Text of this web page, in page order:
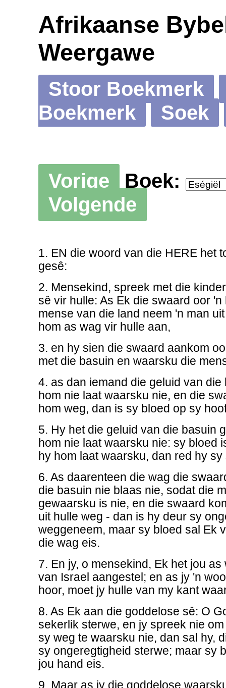
Afrikaanse
Weergawe
Stoor Boekmerk
Boekmerk
Soek
Vorige
Boek:
Volgende
1. EN die woord van die HERE het
gesê:
2. Mensekind, spreek met die
sê vir hulle: As Ek die swaard oor
mense van die land neem 'n man
hom as wag vir hulle aan,
3. en hy sien die swaard aankom
met die basuin en waarsku die
4. as dan iemand die geluid van die
hom nie laat waarsku nie, en die
hom weg, dan is sy bloed op sy
5. Hy het die geluid van die basuin
hom nie laat waarsku nie: sy bloed
hy hom laat waarsku, dan red hy sy
6. As daarenteen die wag die
die basuin nie blaas nie, sodat die
gewaarsku is nie, en die swaard
uit hulle weg - dan is hy deur sy
weggeneem, maar sy bloed sal Ek
die wag eis.
7. En jy, o mensekind, Ek het jou
van Israel aangestel; en as jy 'n
hoor, moet jy hulle van my kant
8. As Ek aan die goddelose sê: O
sekerlik sterwe, en jy spreek nie
sy weg te waarsku nie, dan sal hy,
sy ongeregtigheid sterwe; maar sy
jou hand eis.
9. Maar as jy die goddelose